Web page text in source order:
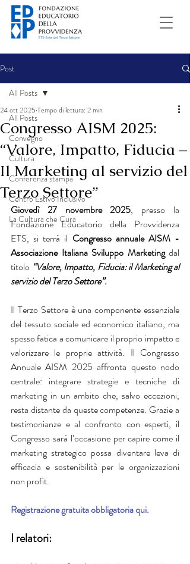
Post
All Posts
Convegno
Cultura
Conferenza stampa
Centro Estivo Inclusivo
La Cultura che Cura
All Posts
Congresso AISM 2025:
“Valore, Impatto, Fiducia –
Il Marketing al servizio del
Terzo Settore”
24 ott 2025 Tempo di lettura: 2 min
Giovedì 27 novembre 2025, presso la
Fondazione Educatorio della Provvidenza
ETS, si terrà il Congresso annuale AISM -
Associazione Italiana Sviluppo Marketing dal
titolo “Valore, Impatto, Fiducia: il Marketing al
servizio del Terzo Settore”.
Il Terzo Settore è una componente essenziale
del tessuto sociale ed economico italiano, ma
spesso fatica a comunicare il proprio impatto e
valorizzare le proprie attività. Il Congresso
Annuale AISM 2025 affronta questo nodo
centrale: integrare strategie e tecniche di
marketing in un ambito che, salvo eccezioni,
resta distante da queste competenze. Grazie a
testimonianze e al confronto con esperti, il
Congresso sarà l’occasione per capire come il
marketing strategico possa diventare leva di
efficacia e sostenibilità per le organizzazioni
non profit.
Registrazione gratuita obbligatoria qui.
I relatori: